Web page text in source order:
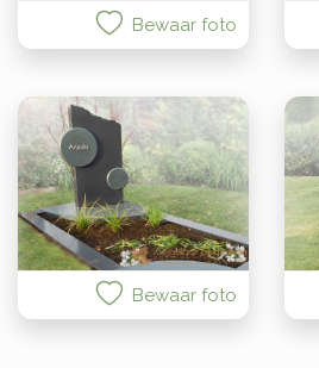
Bewaar foto
Bewaar foto